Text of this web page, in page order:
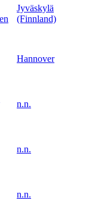
Jyväskylä
(Finnland)
Hannover
n.n.
n.n.
n.n.